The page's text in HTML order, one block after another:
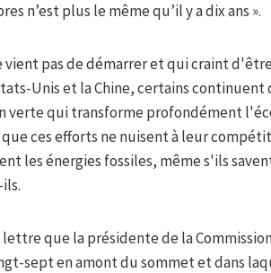
n’est plus le même qu’il y a dix ans ».
vient pas de démarrer et qui craint
Unis et la Chine, certains continuent
verte qui transforme profondément
ces efforts ne nuisent à leur
les énergies fossiles, même s'ils
que la présidente de la
sept en amont du sommet et dans